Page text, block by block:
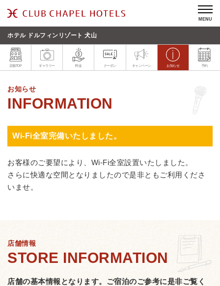
MENU
ホテル ドルフィンリゾート 犬山
店舗TOP ギャラリー 料金 クーポン キャンペーン お知らせ 予約
お知らせ
Wi-Fi全室完備いたしました。
お客様のご要望により、Wi-Fi全室設置いたしました。
さらに快適な空間となりましたので是非ともご利用くださ
いませ。
店舗情報
店舗の基本情報となります。 ご宿泊のご参考に是非ご覧く